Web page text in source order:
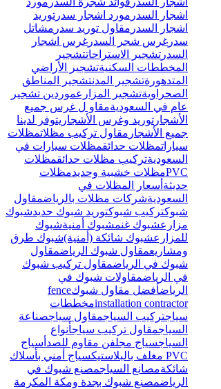
اشجار السدر مورد اشجار سدر توريد
اشجار السدر مقاول توريد سدر مشاتل
سدر غرس شجر السدر غرس اشجار
السدر تشجير الاستراحاتتشجير
المخططات السكنيةتشجير الأراضي
المتدهورةتشجير المدنتشجير المناطق
الصحراويةتشجير المزارعموردين تشجير
عام في السعوديةمقاو ل غرس جميع
الأشجار توريد وغرس الأشجار يتوفر لدينا
جميع الأشجار مقاول تركيب مظلاتمظلات
سياراتمظلات حدائقمظلات سيارات في
السعوديةتركيب مظلات حدائقمظلات
PVCمظلات خشبية وحديدمظلات
حديثة أسعار المظلات في
السعوديةشركات مظلات بالرياضمقاول
شبوكتركيب شبوكتوريد شبوك حديدشبوك
مزارعشبوك غنمشبوك أمنيةشبوك
للمزارعشبوك شائكة (أمنية)شبوك طرق
ومشاريعمقاول شبوك الرياضمقاول
شبوك في الرياضمقاول تركيب شبوك
في الرياضمقاولات شبوك في
الرياضأفضل مقاول شبوكfence
installation contractorمخططات
سياجتركيب السياجمقاول سياجصناعة
السياجمقاول تركيب سياجأنواع
السياجسياج مجلفن مقاوم للصدأ سياج
PVC مغلف بالبلاستيك
سياج أمني بأسلاك
شائكةمصانع السياجمصنع شبوك في
الرياضمصنع شبوك بجدة ومكة المكرمة